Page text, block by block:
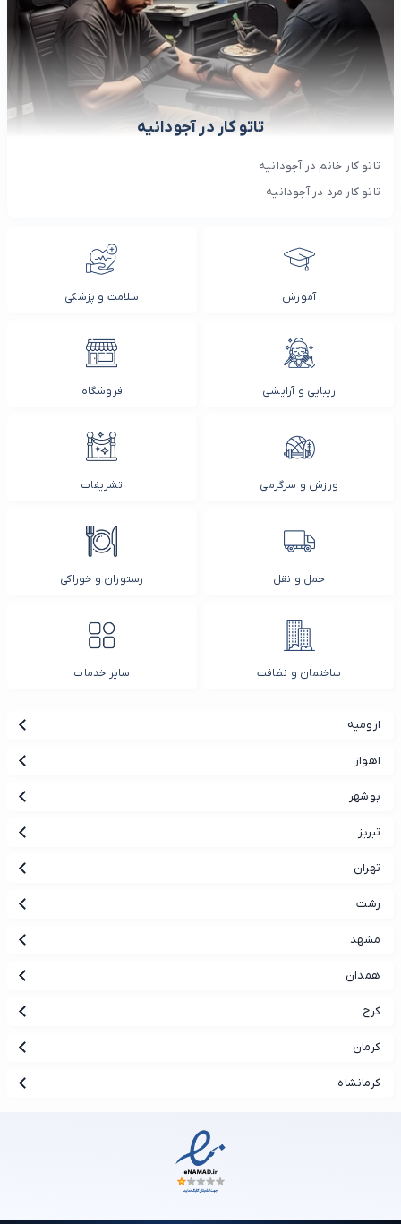
آموزش سلامت و پزشکی
زیبایی و آرایشی فروشگاه
ورزش و سرگرمی تشریفات
حمل و نقل رستوران و خوراکی
ساختمان و نظافت سایر خدمات
ارومیه
اهواز
بوشهر
تبریز
تهران
رشت
مشهد
همدان
کرج
کرمان
کرمانشاه
تاتو کار در آجودانیه
تاتو کار خانم در آجودانیه
تاتو کار مرد در آجودانیه